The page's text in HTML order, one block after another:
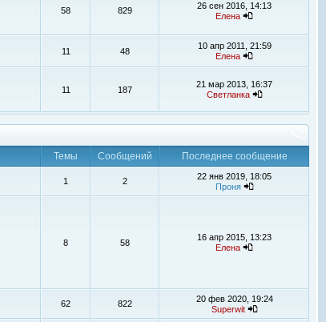
58 829
26 сен 2016, 14:13
Елена
11 48
10 апр 2011, 21:59
Елена
11 187
21 мар 2013, 16:37
Светланка
Темы Сообщений Последнее сообщение
1 2
22 янв 2019, 18:05
Проня
8 58
16 апр 2015, 13:23
Елена
62 822
20 фев 2020, 19:24
Superwit